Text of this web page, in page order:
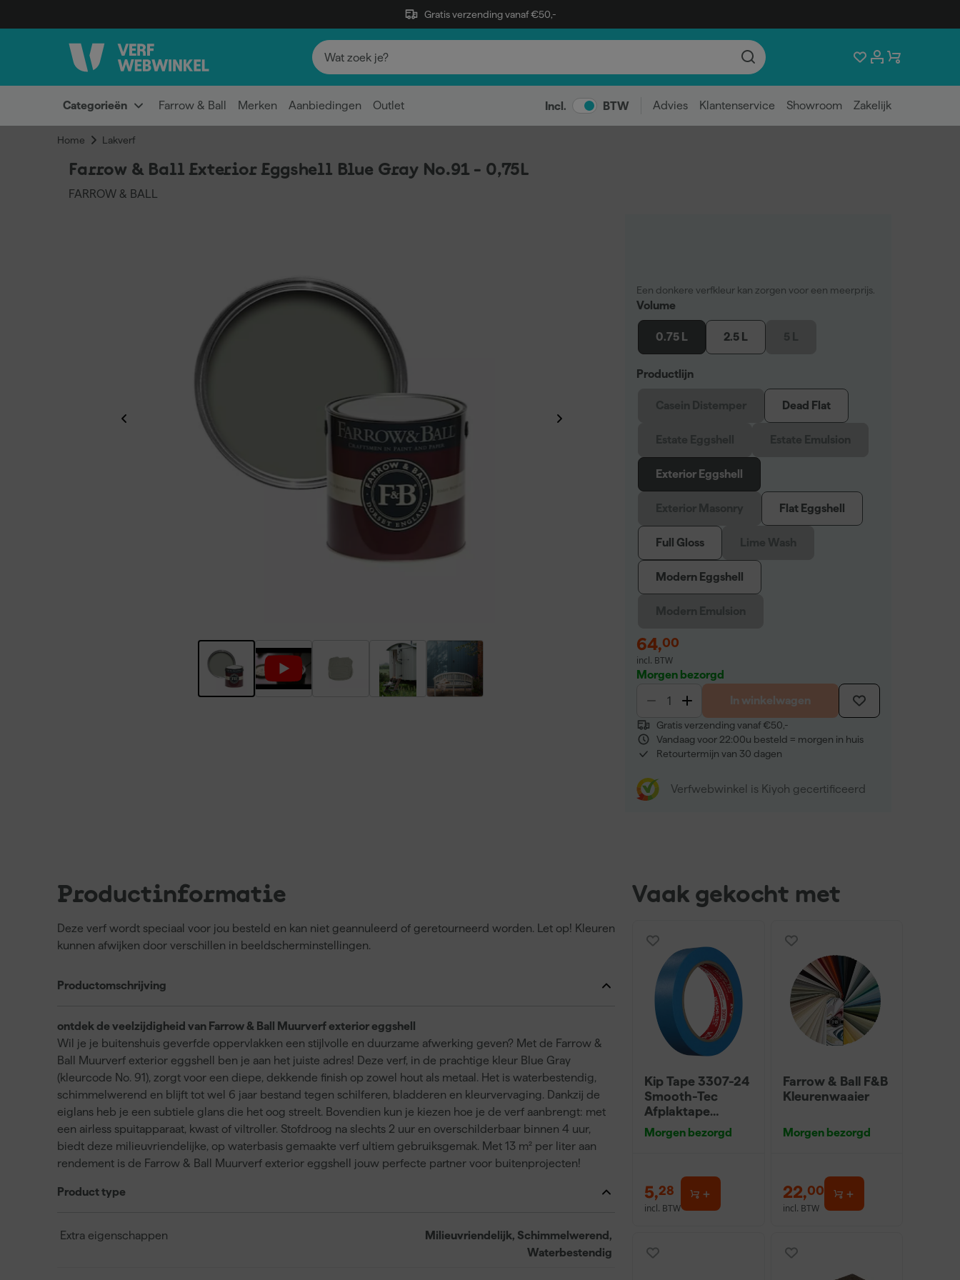
Gratis verzending vanaf €50,-
Categorieën Farrow & Ball Merken Aanbiedingen Outlet Incl. BTW Advies Klantenservice Showroom Zakelijk
Home Lakverf
Farrow & Ball Exterior Eggshell Blue Gray No.91 - 0,75L
FARROW & BALL
Een donkere verfkleur kan zorgen voor een meerprijs.
Volume
0.75 L 2.5 L
Productlijn
Dead Flat
Exterior Eggshell
Flat Eggshell
Full Gloss
Modern Eggshell
64,00
incl. BTW
Morgen bezorgd
In winkelwagen
Gratis verzending vanaf €50,-
Vandaag voor 22:00u besteld = morgen in huis
Retourtermijn van 30 dagen
Verfwebwinkel is Kiyoh gecertificeerd
Productinformatie
Deze verf wordt speciaal voor jou besteld en kan niet geannuleerd of geretourneerd worden. Let op! Kleuren
kunnen afwijken door verschillen in beeldscherminstellingen.
Productomschrijving
ontdek de veelzijdigheid van Farrow & Ball Muurverf exterior eggshell
Wil je je buitenshuis geverfde oppervlakken een stijlvolle en duurzame afwerking geven? Met de Farrow &
Ball Muurverf exterior eggshell ben je aan het juiste adres! Deze verf, in de prachtige kleur Blue Gray
(kleurcode No. 91), zorgt voor een diepe, dekkende finish op zowel hout als metaal. Het is waterbestendig,
schimmelwerend en blijft tot wel 6 jaar bestand tegen schilferen, bladderen en kleurvervaging. Dankzij de
eiglans heb je een subtiele glans die het oog streelt. Bovendien kun je kiezen hoe je de verf aanbrengt: met
een airless spuitapparaat, kwast of viltroller. Stofdroog na slechts 2 uur en overschilderbaar binnen 4 uur,
biedt deze milieuvriendelijke, op waterbasis gemaakte verf ultiem gebruiksgemak. Met 13 m² per liter aan
rendement is de Farrow & Ball Muurverf exterior eggshell jouw perfecte partner voor buitenprojecten!
Product type
Extra eigenschappen
Milieuvriendelijk, Schimmelwerend,
Waterbestendig
Vaak gekocht met
Kip Tape 3307-24
Smooth-Tec
Afplaktape
Buitengebruik -
24mm x 50m
Morgen bezorgd
5,28
incl. BTW
Farrow & Ball F&B
Kleurenwaaier
Morgen bezorgd
22,00
incl. BTW